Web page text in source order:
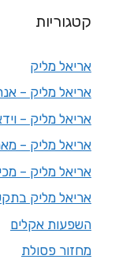
קטגוריות
אריאל מליק
אריאל מליק –
אריאל מליק –
אריאל מליק –
אריאל מליק –
אריאל מליק
השפעות אקלים
מחזור פסולת